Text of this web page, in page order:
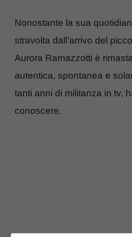
Nonostante la sua
stravolta dall’arrivo del
Aurora Ramazzotti è
autentica, spontanea e
tanti anni di militanza in tv,
conoscere.